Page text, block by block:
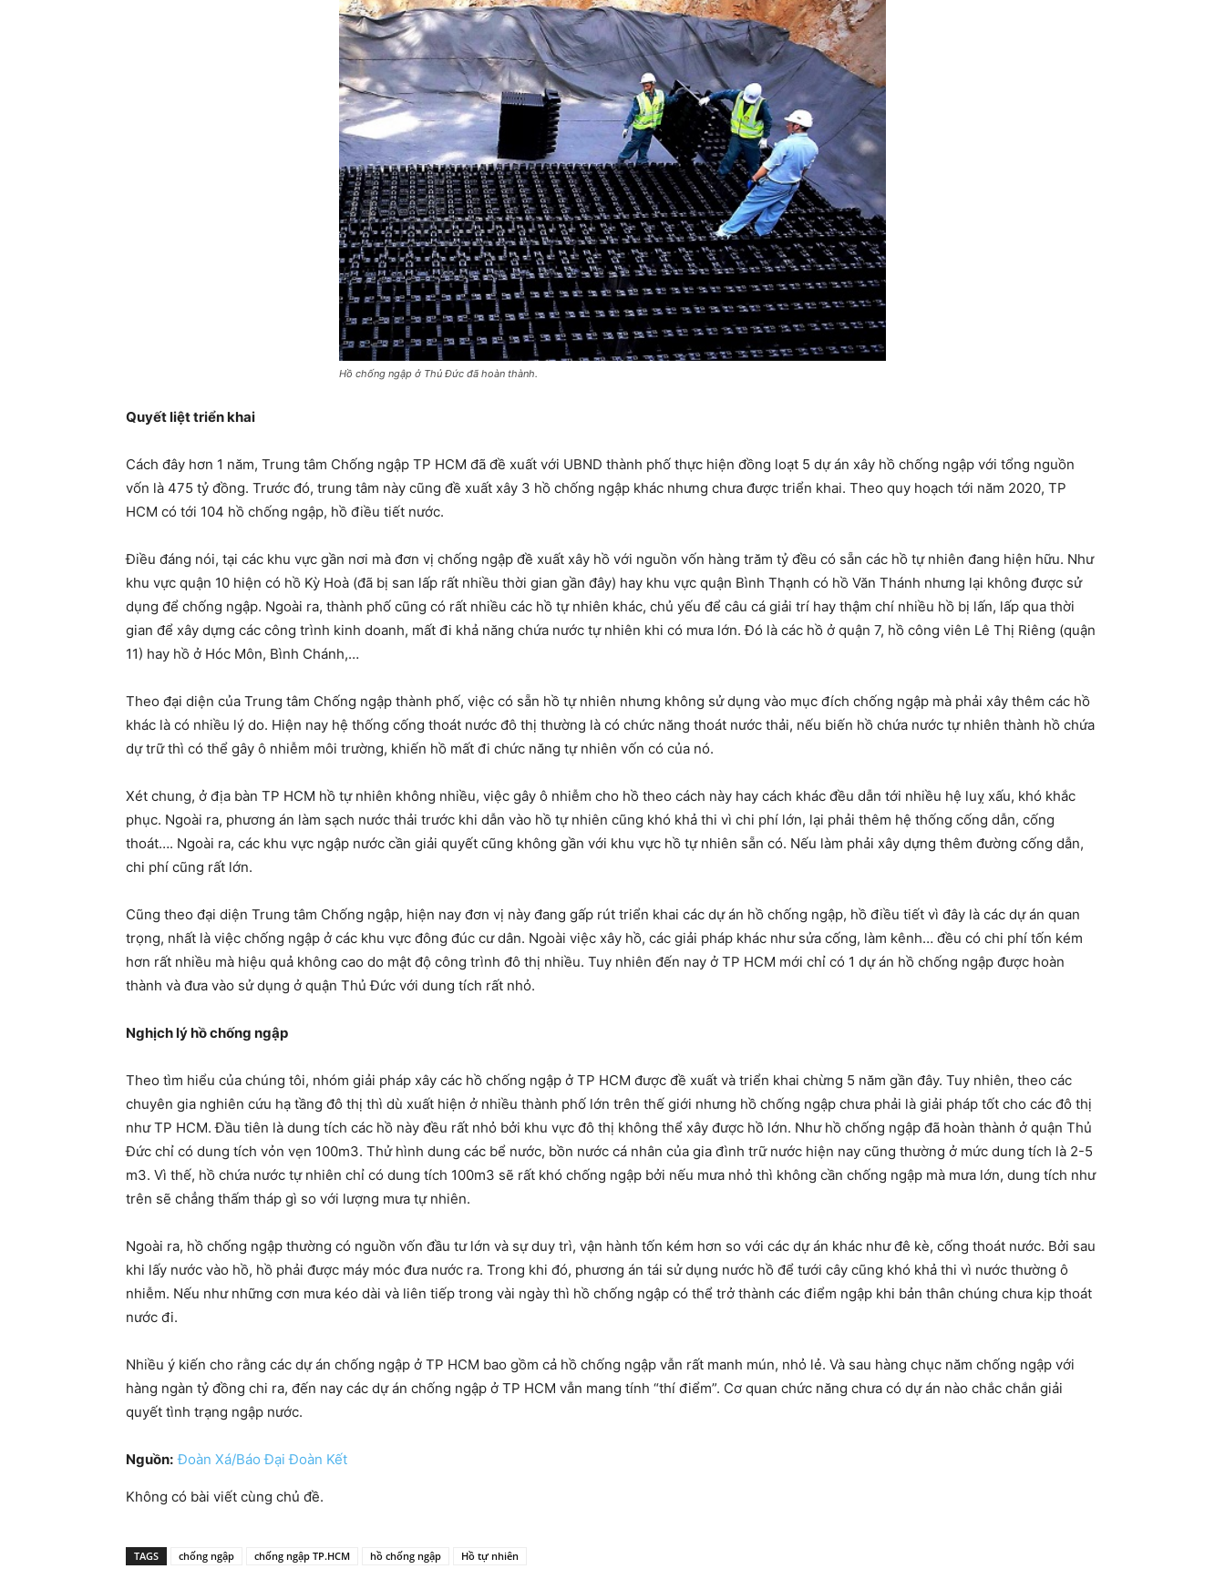
Hồ chống ngập ở Thủ Đức đã hoàn thành.
Quyết liệt triển khai
Cách đây hơn 1 năm, Trung tâm Chống ngập TP HCM đã đề xuất với UBND thành phố thực hiện đồng loạt 5 dự án xây hồ chống ngập với tổng nguồn
vốn là 475 tỷ đồng. Trước đó, trung tâm này cũng đề xuất xây 3 hồ chống ngập khác nhưng chưa được triển khai. Theo quy hoạch tới năm 2020, TP
HCM có tới 104 hồ chống ngập, hồ điều tiết nước.
Điều đáng nói, tại các khu vực gần nơi mà đơn vị chống ngập đề xuất xây hồ với nguồn vốn hàng trăm tỷ đều có sẵn các hồ tự nhiên đang hiện hữu. Như
khu vực quận 10 hiện có hồ Kỳ Hoà (đã bị san lấp rất nhiều thời gian gần đây) hay khu vực quận Bình Thạnh có hồ Văn Thánh nhưng lại không được sử
dụng để chống ngập. Ngoài ra, thành phố cũng có rất nhiều các hồ tự nhiên khác, chủ yếu để câu cá giải trí hay thậm chí nhiều hồ bị lấn, lấp qua thời
gian để xây dựng các công trình kinh doanh, mất đi khả năng chứa nước tự nhiên khi có mưa lớn. Đó là các hồ ở quận 7, hồ công viên Lê Thị Riêng (quận
11) hay hồ ở Hóc Môn, Bình Chánh,…
Theo đại diện của Trung tâm Chống ngập thành phố, việc có sẵn hồ tự nhiên nhưng không sử dụng vào mục đích chống ngập mà phải xây thêm các hồ
khác là có nhiều lý do. Hiện nay hệ thống cống thoát nước đô thị thường là có chức năng thoát nước thải, nếu biến hồ chứa nước tự nhiên thành hồ chứa
dự trữ thì có thể gây ô nhiễm môi trường, khiến hồ mất đi chức năng tự nhiên vốn có của nó.
Xét chung, ở địa bàn TP HCM hồ tự nhiên không nhiều, việc gây ô nhiễm cho hồ theo cách này hay cách khác đều dẫn tới nhiều hệ luỵ xấu, khó khắc
phục. Ngoài ra, phương án làm sạch nước thải trước khi dẫn vào hồ tự nhiên cũng khó khả thi vì chi phí lớn, lại phải thêm hệ thống cống dẫn, cống
thoát…. Ngoài ra, các khu vực ngập nước cần giải quyết cũng không gần với khu vực hồ tự nhiên sẵn có. Nếu làm phải xây dựng thêm đường cống dẫn,
chi phí cũng rất lớn.
Cũng theo đại diện Trung tâm Chống ngập, hiện nay đơn vị này đang gấp rút triển khai các dự án hồ chống ngập, hồ điều tiết vì đây là các dự án quan
trọng, nhất là việc chống ngập ở các khu vực đông đúc cư dân. Ngoài việc xây hồ, các giải pháp khác như sửa cống, làm kênh… đều có chi phí tốn kém
hơn rất nhiều mà hiệu quả không cao do mật độ công trình đô thị nhiều. Tuy nhiên đến nay ở TP HCM mới chỉ có 1 dự án hồ chống ngập được hoàn
thành và đưa vào sử dụng ở quận Thủ Đức với dung tích rất nhỏ.
Nghịch lý hồ chống ngập
Theo tìm hiểu của chúng tôi, nhóm giải pháp xây các hồ chống ngập ở TP HCM được đề xuất và triển khai chừng 5 năm gần đây. Tuy nhiên, theo các
chuyên gia nghiên cứu hạ tầng đô thị thì dù xuất hiện ở nhiều thành phố lớn trên thế giới nhưng hồ chống ngập chưa phải là giải pháp tốt cho các đô thị
như TP HCM. Đầu tiên là dung tích các hồ này đều rất nhỏ bởi khu vực đô thị không thể xây được hồ lớn. Như hồ chống ngập đã hoàn thành ở quận Thủ
Đức chỉ có dung tích vỏn vẹn 100m3. Thử hình dung các bể nước, bồn nước cá nhân của gia đình trữ nước hiện nay cũng thường ở mức dung tích là 2-5
m3. Vì thế, hồ chứa nước tự nhiên chỉ có dung tích 100m3 sẽ rất khó chống ngập bởi nếu mưa nhỏ thì không cần chống ngập mà mưa lớn, dung tích như
trên sẽ chẳng thấm tháp gì so với lượng mưa tự nhiên.
Ngoài ra, hồ chống ngập thường có nguồn vốn đầu tư lớn và sự duy trì, vận hành tốn kém hơn so với các dự án khác như đê kè, cống thoát nước. Bởi sau
khi lấy nước vào hồ, hồ phải được máy móc đưa nước ra. Trong khi đó, phương án tái sử dụng nước hồ để tưới cây cũng khó khả thi vì nước thường ô
nhiễm. Nếu như những cơn mưa kéo dài và liên tiếp trong vài ngày thì hồ chống ngập có thể trở thành các điểm ngập khi bản thân chúng chưa kịp thoát
nước đi.
Nhiều ý kiến cho rằng các dự án chống ngập ở TP HCM bao gồm cả hồ chống ngập vẫn rất manh mún, nhỏ lẻ. Và sau hàng chục năm chống ngập với
hàng ngàn tỷ đồng chi ra, đến nay các dự án chống ngập ở TP HCM vẫn mang tính “thí điểm”. Cơ quan chức năng chưa có dự án nào chắc chắn giải
quyết tình trạng ngập nước.
Nguồn: Đoàn Xá/Báo Đại Đoàn Kết
Không có bài viết cùng chủ đề.
TAGS chống ngập chống ngập TP.HCM hồ chống ngập Hồ tự nhiên